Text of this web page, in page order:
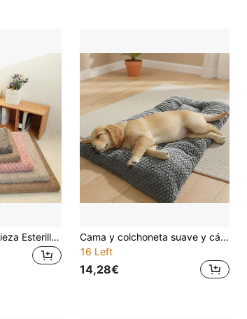
wuyingongfang 1 pieza Esterilla para mascotas rectangular de peluche gruesa y aumentada, cama para perro, cama para gato, lavable, resistente a la suciedad, resistente al desgaste, suave y cómoda, apta para perros y gatos medianos y grandes, cama de alta calidad para perro/gato, multiestacional, disponible en varios colores
Cama y colchoneta suave y cálida para mascotas, nido para mascotas, adecuado para perros, gatos y diversas mascotas de diferentes tamaños
16 Left
14,28€